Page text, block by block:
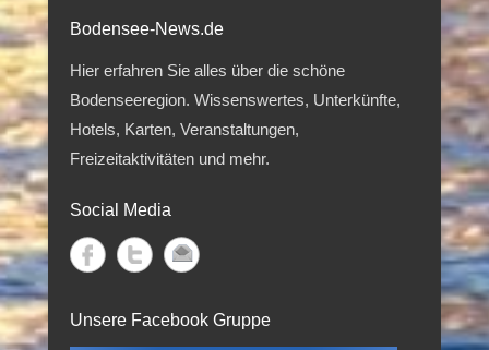
Bodensee-News.de
Hier erfahren Sie alles über die schöne
Bodenseeregion. Wissenswertes, Unterkünfte,
Hotels, Karten, Veranstaltungen,
Freizeitaktivitäten und mehr.
Social Media
Unsere Facebook Gruppe